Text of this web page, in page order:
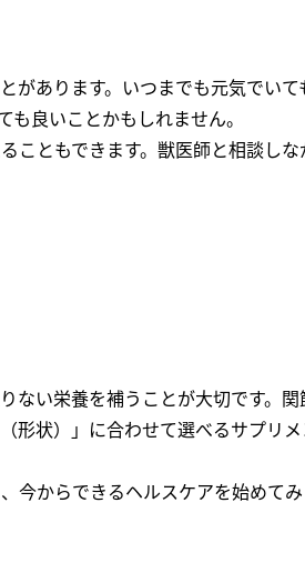
あります。いつまでも元気でい
良いことかもしれません。
ともできます。獣医師と相談し
ない栄養を補うことが大切です。
形状）」に合わせて選べるサプリ
今からできるヘルスケアを始めてみ